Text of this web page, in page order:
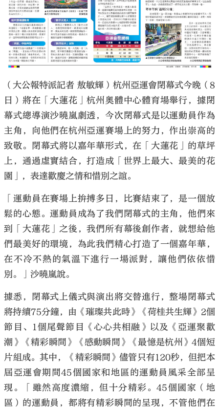
（大公報特派記者 敖敏輝）杭州亞運會閉幕式今晚（8
日）將在「大蓮花」杭州奧體中心體育場舉行，據閉
幕式總導演沙曉嵐劇透，今次閉幕式是以運動員作為
主角，向他們在杭州亞運賽場上的努力，作出崇高的
致敬。閉幕式將以嘉年華形式，在「大蓮花」的草坪
上，通過虛實結合，打造成「世界上最大、最美的花
園」，表達歡慶之情和惜別之誼。
「運動員在賽場上拚搏多日，比賽結束了，是一個放
鬆的心態。運動員成為了我們閉幕式的主角，他們來
到「大蓮花」之後，我們所有幕後創作者，就想給他
們最美好的環境，為此我們精心打造了一個嘉年華，
在不冷不熱的氣溫下進行一場派對，讓他們依依惜
別。」沙曉嵐說。
據悉，閉幕式上儀式與演出將交替進行，整場閉幕式
將持續75分鐘，由《璀璨共此時》《荷桂共生輝》2個
節目、1個尾聲節目《心心共相融》以及《亞運聚歡
潮》《精彩瞬間》《感動瞬間》《最憶是杭州》4個短
片組成。其中，《精彩瞬間》儘管只有120秒，但把本
屆亞運會期間45個國家和地區的運動員風采全部呈
現。「雖然高度濃縮，但十分精彩。45個國家（地
區）的運動員，都將有精彩瞬間的呈現，不管他們在